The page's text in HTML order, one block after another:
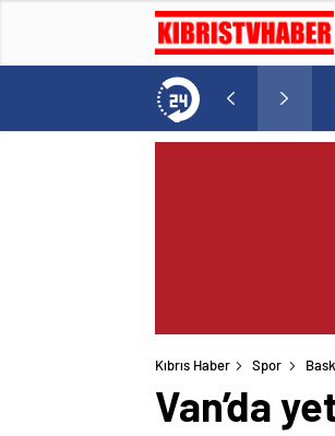
Norweç silahlı kuvvetleri kadınlardan oluşan özel kuvvetler eğitimlerini başlattı.
Kıbrıs Haber Spor
Van’da